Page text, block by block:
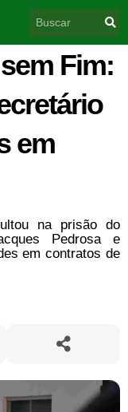
Fim:
em
na prisão do
Pedrosa e
em contratos de